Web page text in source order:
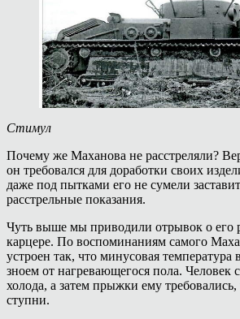
Стимул
Почему же Маханова не расстреляли?
он требовался для доработки своих
даже под пытками его не сумели
расстрельные показания.
Чуть выше мы приводили отрывок о его
карцере. По воспоминаниям самого
устроен так, что минусовая температура
зноем от нагревающегося пола. Человек
холода, а затем прыжки ему
ступни.